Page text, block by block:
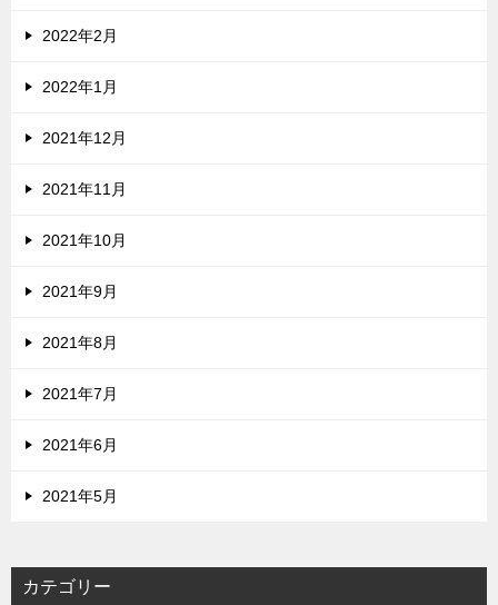
2022年2月
2022年1月
2021年12月
2021年11月
2021年10月
2021年9月
2021年8月
2021年7月
2021年6月
2021年5月
カテゴリー